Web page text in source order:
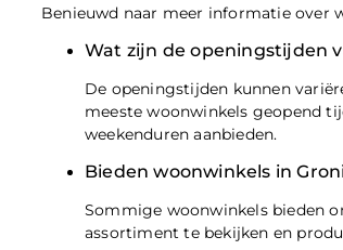
Benieuwd naar meer informatie over
Wat zijn de openingstijden
De openingstijden kunnen
meeste woonwinkels geopend
weekenduren aanbieden.
Bieden woonwinkels in
Sommige woonwinkels bieden
assortiment te bekijken en